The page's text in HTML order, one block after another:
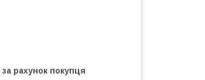
за рахунок покупця